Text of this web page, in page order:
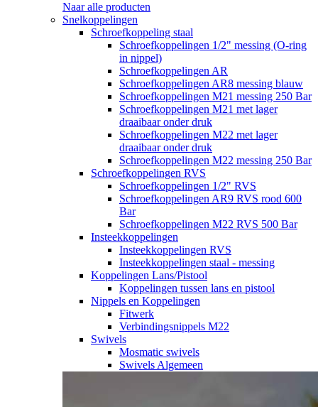
Naar alle producten
Snelkoppelingen
Schroefkoppeling staal
Schroefkoppelingen 1/2" messing (O-ring
in nippel)
Schroefkoppelingen AR
Schroefkoppelingen AR8 messing blauw
Schroefkoppelingen M21 messing 250 Bar
Schroefkoppelingen M21 met lager
draaibaar onder druk
Schroefkoppelingen M22 met lager
draaibaar onder druk
Schroefkoppelingen M22 messing 250 Bar
Schroefkoppelingen RVS
Schroefkoppelingen 1/2" RVS
Schroefkoppelingen AR9 RVS rood 600
Bar
Schroefkoppelingen M22 RVS 500 Bar
Insteekkoppelingen
Insteekkoppelingen RVS
Insteekkoppelingen staal - messing
Koppelingen Lans/Pistool
Koppelingen tussen lans en pistool
Nippels en Koppelingen
Fitwerk
Verbindingsnippels M22
Swivels
Mosmatic swivels
Swivels Algemeen